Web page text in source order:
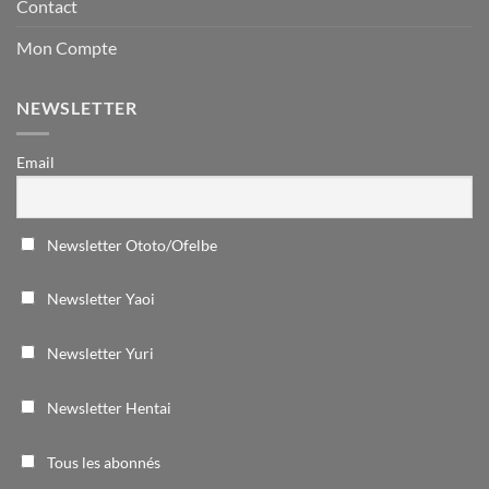
Contact
Mon Compte
NEWSLETTER
Email
Newsletter Ototo/Ofelbe
Newsletter Yaoi
Newsletter Yuri
Newsletter Hentai
Tous les abonnés